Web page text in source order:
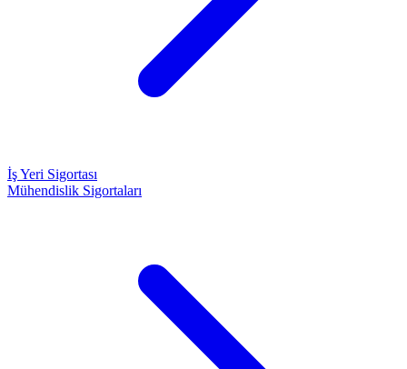
İş Yeri Sigortası
Mühendislik Sigortaları